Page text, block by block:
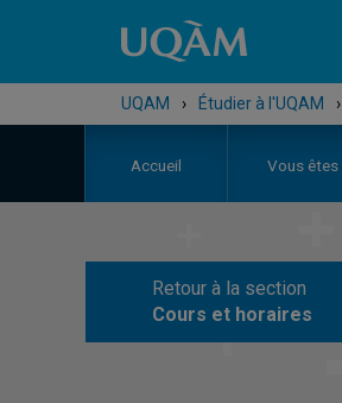
UQAM › Étudier à l'UQAM ›
Accueil Vous êtes
Retour à la section
Cours et horaires